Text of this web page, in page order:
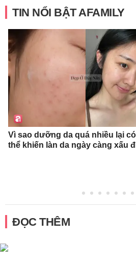
TIN NỔI BẬT AFAMILY
Vì sao dưỡng da quá nhiều lại có
thể khiến làn da ngày càng xấu
ĐỌC THÊM